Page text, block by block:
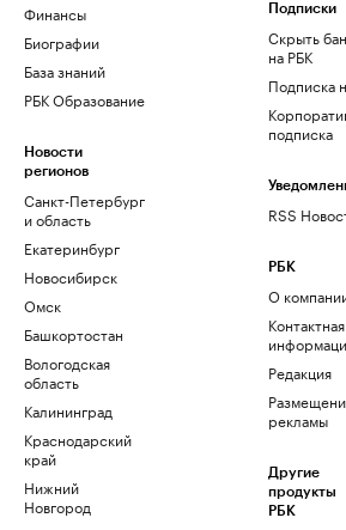
Финансы
Биографии
База знаний
РБК Образование
Новости
регионов
Санкт-Петербург
и область
Екатеринбург
Новосибирск
Омск
Башкортостан
Вологодская
область
Калининград
Краснодарский
край
Нижний
Новгород
Подписки
Скрыть
на РБК
Подписка
подписка
RSS
РБК
О
Контактная
Редакция
рекламы
Другие
продукты
РБК